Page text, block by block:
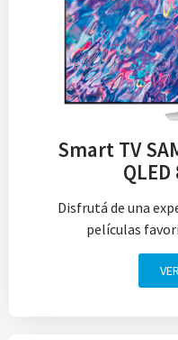
Smart TV
Disfrutá de una
películas